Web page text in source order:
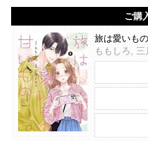
ご購
旅は愛いも
ももしろ, 三